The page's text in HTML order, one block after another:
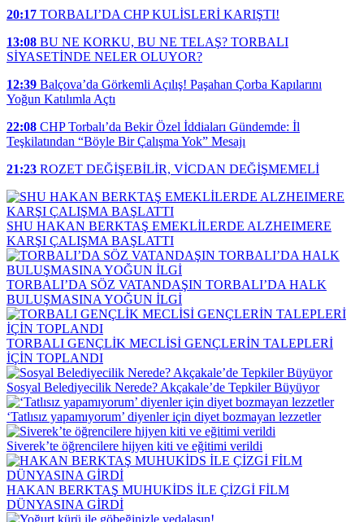
20:17 TORBALI’DA CHP KULİSLERİ KARIŞTI!
13:08 BU NE KORKU, BU NE TELAŞ? TORBALI
SİYASETİNDE NELER OLUYOR?
12:39 Balçova’da Görkemli Açılış! Paşahan Çorba Kapılarını
Yoğun Katılımla Açtı
22:08 CHP Torbalı’da Bekir Özel İddiaları Gündemde: İl
Teşkilatından “Böyle Bir Çalışma Yok” Mesajı
21:23 ROZET DEĞİŞEBİLİR, VİCDAN DEĞİŞMEMELİ
SHU HAKAN BERKTAŞ EMEKLİLERDE ALZHEIMERE
KARŞI ÇALIŞMA BAŞLATTI
TORBALI’DA SÖZ VATANDAŞIN TORBALI’DA HALK
BULUŞMASINA YOĞUN İLGİ
TORBALI GENÇLİK MECLİSİ GENÇLERİN TALEPLERİ
İÇİN TOPLANDI
Sosyal Belediyecilik Nerede? Akçakale’de Tepkiler Büyüyor
‘Tatlısız yapamıyorum’ diyenler için diyet bozmayan lezzetler
Siverek’te öğrencilere hijyen kiti ve eğitimi verildi
HAKAN BERKTAŞ MUHUKİDS İLE ÇİZGİ FİLM
DÜNYASINA GİRDİ